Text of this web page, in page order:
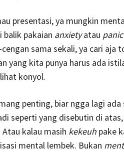
presentasi, ya mungkin
balik pakaian anxietyatau
sama sekali, ya cari aja
yang kita punya harus ada
konyol.
penting, biar ngga lagi
seperti yang disebutin di
kalau masih kekeuhpake
mental lembek. Bukan